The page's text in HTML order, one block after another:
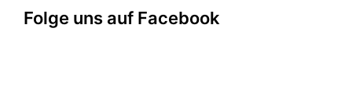
Folge uns auf Facebook